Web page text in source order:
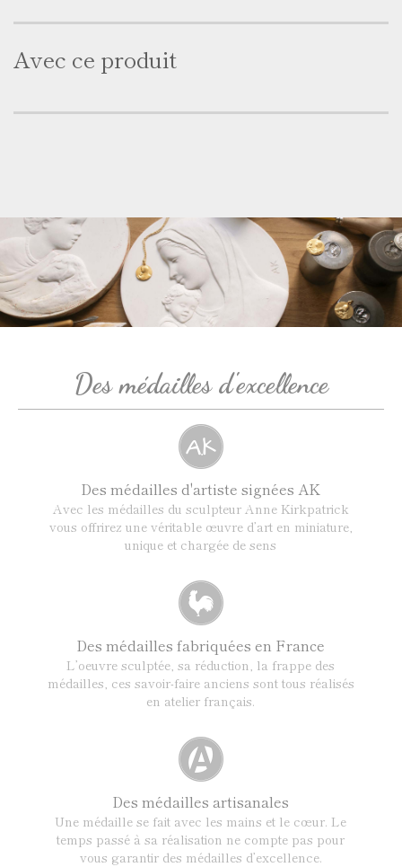
Avec ce produit
Des médailles d'excellence
Des médailles d'artiste signées AK
Avec les médailles du sculpteur Anne Kirkpatrick
vous offrirez une véritable œuvre d’art en miniature,
unique et chargée de sens
Des médailles fabriquées en France
L’oeuvre sculptée, sa réduction, la frappe des
médailles, ces savoir-faire anciens sont tous réalisés
en atelier français.
Des médailles artisanales
Une médaille se fait avec les mains et le cœur. Le
temps passé à sa réalisation ne compte pas pour
vous garantir des médailles d’excellence.